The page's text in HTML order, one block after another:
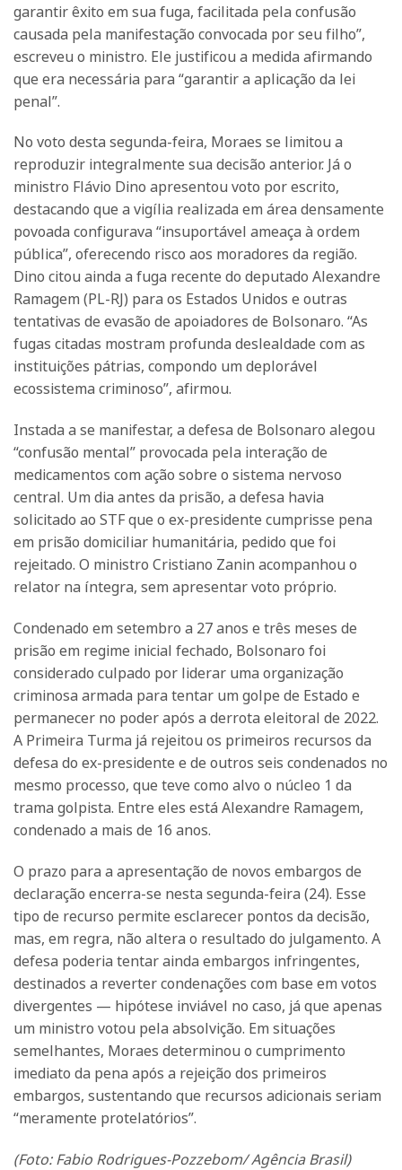
garantir êxito em sua fuga, facilitada pela confusão
causada pela manifestação convocada por seu filho”,
escreveu o ministro. Ele justificou a medida afirmando
que era necessária para “garantir a aplicação da lei
penal”.
No voto desta segunda-feira, Moraes se limitou a
reproduzir integralmente sua decisão anterior. Já o
ministro Flávio Dino apresentou voto por escrito,
destacando que a vigília realizada em área densamente
povoada configurava “insuportável ameaça à ordem
pública”, oferecendo risco aos moradores da região.
Dino citou ainda a fuga recente do deputado Alexandre
Ramagem (PL-RJ) para os Estados Unidos e outras
tentativas de evasão de apoiadores de Bolsonaro. “As
fugas citadas mostram profunda deslealdade com as
instituições pátrias, compondo um deplorável
ecossistema criminoso”, afirmou.
Instada a se manifestar, a defesa de Bolsonaro alegou
“confusão mental” provocada pela interação de
medicamentos com ação sobre o sistema nervoso
central. Um dia antes da prisão, a defesa havia
solicitado ao STF que o ex-presidente cumprisse pena
em prisão domiciliar humanitária, pedido que foi
rejeitado. O ministro Cristiano Zanin acompanhou o
relator na íntegra, sem apresentar voto próprio.
Condenado em setembro a 27 anos e três meses de
prisão em regime inicial fechado, Bolsonaro foi
considerado culpado por liderar uma organização
criminosa armada para tentar um golpe de Estado e
permanecer no poder após a derrota eleitoral de 2022.
A Primeira Turma já rejeitou os primeiros recursos da
defesa do ex-presidente e de outros seis condenados no
mesmo processo, que teve como alvo o núcleo 1 da
trama golpista. Entre eles está Alexandre Ramagem,
condenado a mais de 16 anos.
O prazo para a apresentação de novos embargos de
declaração encerra-se nesta segunda-feira (24). Esse
tipo de recurso permite esclarecer pontos da decisão,
mas, em regra, não altera o resultado do julgamento. A
defesa poderia tentar ainda embargos infringentes,
destinados a reverter condenações com base em votos
divergentes — hipótese inviável no caso, já que apenas
um ministro votou pela absolvição. Em situações
semelhantes, Moraes determinou o cumprimento
imediato da pena após a rejeição dos primeiros
embargos, sustentando que recursos adicionais seriam
“meramente protelatórios”.
(Foto: Fabio Rodrigues-Pozzebom/ Agência Brasil)